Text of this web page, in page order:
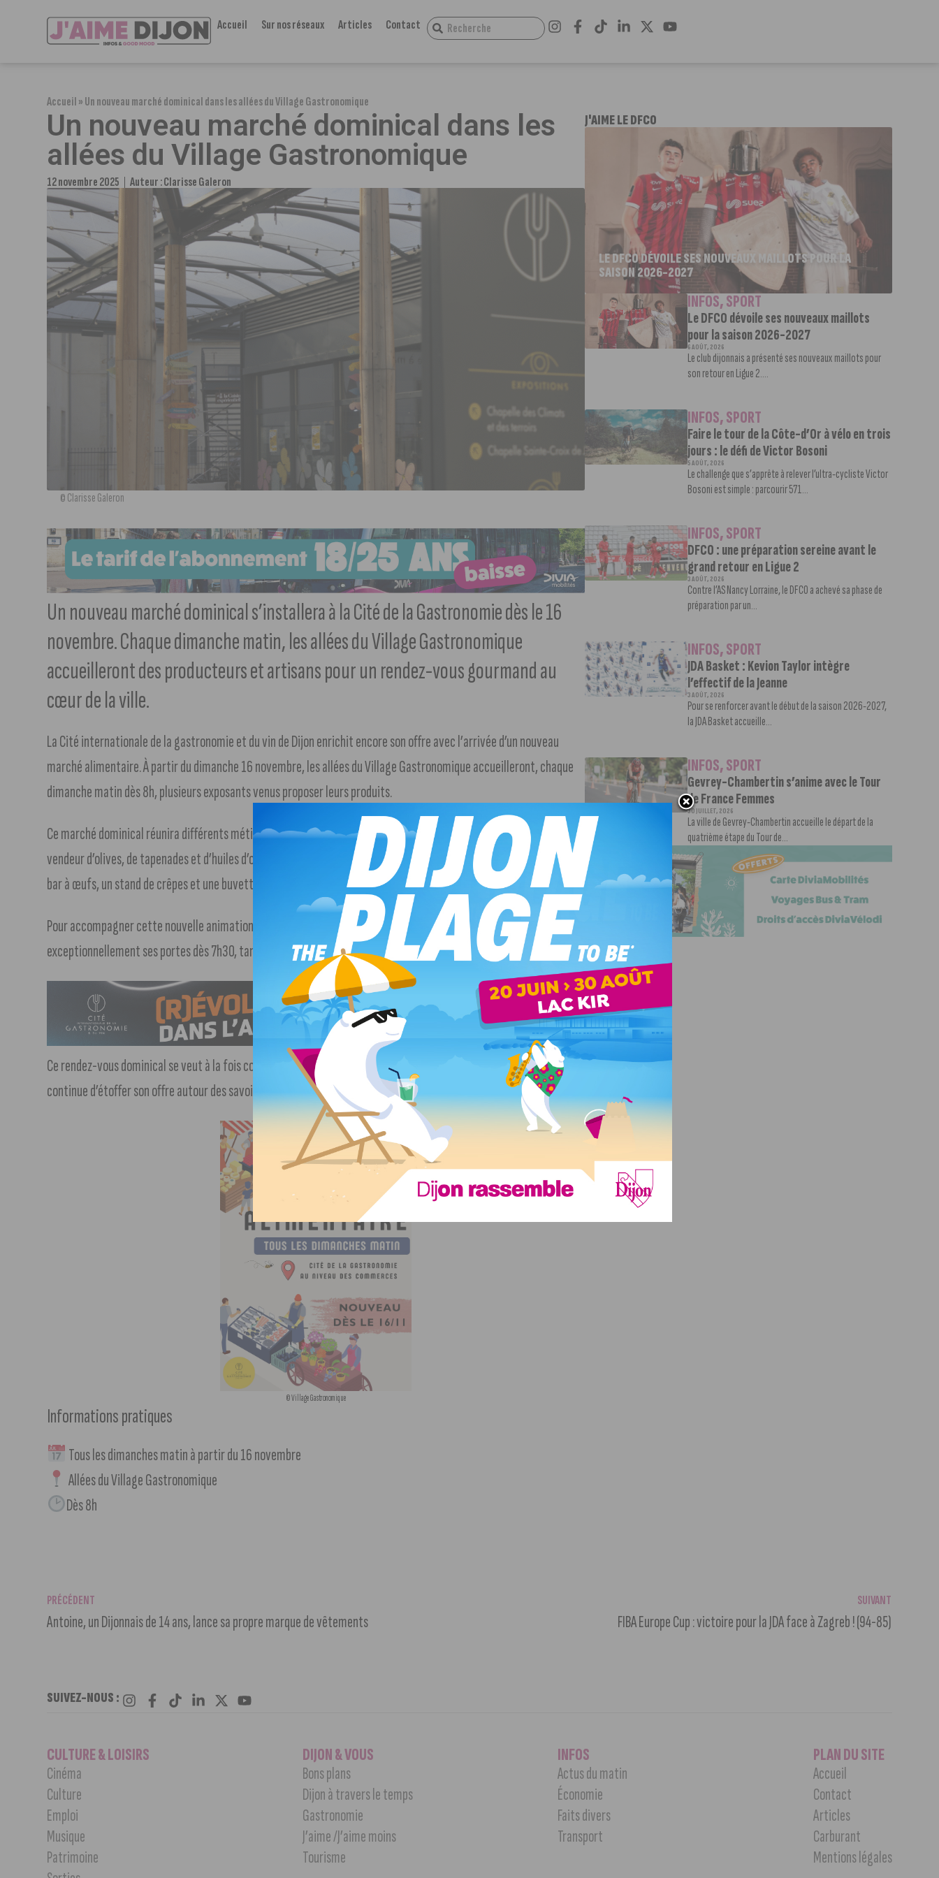
Accueil Sur nos réseaux Articles Contact
Accueil»Un nouveau marché dominical dans les allées du Village Gastronomique
Un nouveau marché dominical dans les
allées du Village Gastronomique
12 novembre 2025 Auteur :Clarisse Galeron
© Clarisse Galeron
Un nouveau marché dominical s’installera à la Cité de la Gastronomie dès le 16
novembre. Chaque dimanche matin, les allées du Village Gastronomique
accueilleront des producteurs et artisans pour un rendez-vous gourmand au
cœur de la ville.
La Cité internationale de la gastronomie et du vin de Dijon enrichit encore son offre avec l’arrivée d’un nouveau
marché alimentaire. À partir du dimanche 16 novembre, les allées du Village Gastronomique accueilleront, chaque
dimanche matin dès 8h, plusieurs exposants venus proposer leurs produits.
Ce marché dominical réunira différents métiers de bouche et producteurs : maraîcher, poissonnier, fleuriste,
vendeur d’olives, de tapenades et d’huiles d’olive, traiteur asiatique, ainsi que plusieurs stands gourmands, dont un
bar à œufs, un stand de crêpes et une buvette.
Pour accompagner cette nouvelle animation hebdomadaire, le salon de thé et café du Village ouvrira
exceptionnellement ses portes dès 7h30, tandis que la fromagerie La Planche accueillera les visiteurs à partir de 8h.
Ce rendez-vous dominical se veut à la fois convivial et gourmand, dans l’esprit du Village Gastronomique, qui
continue d’étoffer son offre autour des savoir-faire culinaires locaux et de la convivialité.
© Village Gastronomique
Informations pratiques
Tous les dimanches matin à partir du 16 novembre
Allées du Village Gastronomique
Dès 8h
J'AIME LE DFCO
LE DFCO DÉVOILE SES NOUVEAUX MAILLOTS POUR LA
SAISON 2026-2027
INFOS,SPORT
Le DFCO dévoile ses nouveaux maillots
pour la saison 2026-2027
6 AOÛT, 2026
Le club dijonnais a présenté ses nouveaux maillots pour
son retour en Ligue 2....
INFOS,SPORT
Faire le tour de la Côte-d’Or à vélo en trois
jours : le défi de Victor Bosoni
5 AOÛT, 2026
Le challenge que s’apprête à relever l’ultra-cycliste Victor
Bosoni est simple : parcourir 571...
INFOS,SPORT
DFCO : une préparation sereine avant le
grand retour en Ligue 2
3 AOÛT, 2026
Contre l’AS Nancy Lorraine, le DFCO a achevé sa phase de
préparation par un...
INFOS,SPORT
JDA Basket : Kevion Taylor intègre
l’effectif de la Jeanne
3 AOÛT, 2026
Pour se renforcer avant le début de la saison 2026-2027,
la JDA Basket accueille...
INFOS,SPORT
Gevrey-Chambertin s’anime avec le Tour
de France Femmes
30 JUILLET, 2026
La ville de Gevrey-Chambertin accueille le départ de la
quatrième étape du Tour de...
PRÉCÉDENT
Antoine, un Dijonnais de 14 ans, lance sa propre marque de vêtements
SUIVANT
FIBA Europe Cup : victoire pour la JDA face à Zagreb ! (94-85)
SUIVEZ-NOUS :
CULTURE & LOISIRS
Cinéma
Culture
Emploi
Musique
Patrimoine
DIJON & VOUS
Bons plans
Dijon à travers le temps
Gastronomie
J’aime /J’aime moins
Tourisme
INFOS
Actus du matin
Économie
Faits divers
Transport
PLAN DU SITE
Accueil
Contact
Articles
Carburant
Mentions légales